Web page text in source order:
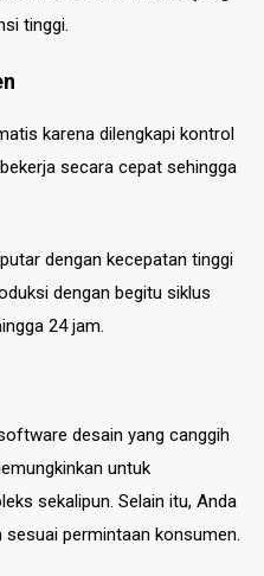
tinggi.
karena dilengkapi kontrol
secara cepat sehingga
dengan kecepatan tinggi
dengan begitu siklus
24 jam.
desain yang canggih
untuk
sekalipun. Selain itu, Anda
permintaan konsumen.